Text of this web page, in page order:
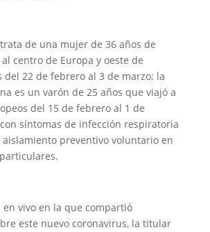
de una mujer de 36 años de
centro de Europa y oeste de
del 22 de febrero al 3 de marzo; la
es un varón de 25 años que viajó a
del 15 de febrero al 1 de
síntomas de infección respiratoria
aislamiento preventivo voluntario en
en vivo en la que compartió
este nuevo coronavirus, la titular